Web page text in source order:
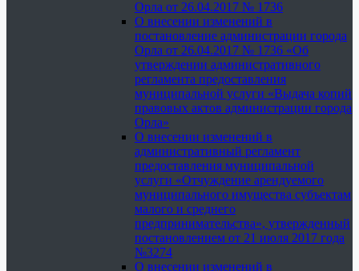
Орла от 26.04.2017 № 1736
О внесении изменений в
постановление администрации города
Орла от 26.04.2017 № 1736 «Об
утверждении административного
регламента предоставления
муниципальной услуги «Выдача копий
правовых актов администрации города
Орла»
О внесении изменений в
административный регламент
предоставления муниципальной
услуги «Отчуждение арендуемого
муниципального имущества субъектам
малого и среднего
предпринимательства», утвержденный
постановлением от 21 июля 2017 года
№3274
О внесении изменений в